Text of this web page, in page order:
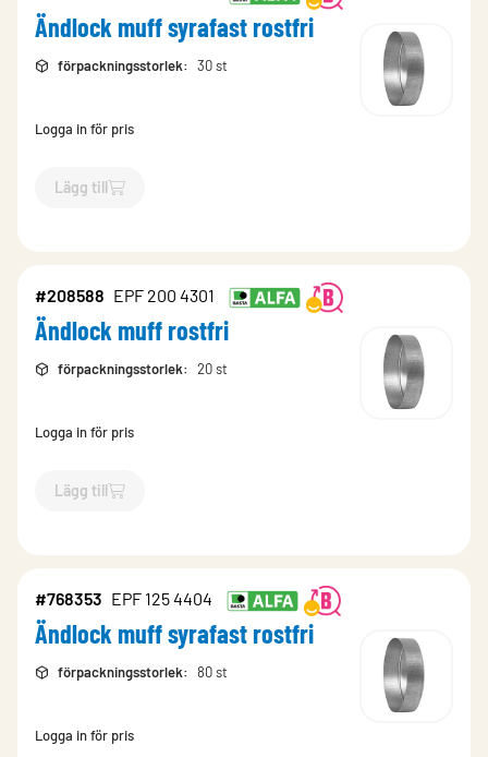
Ändlock muff syrafast rostfri
förpackningsstorlek: 30 st
Logga in för pris
Lägg till
`$Lägg till
#208588 EPF 200 4301
Ändlock muff rostfri
förpackningsstorlek: 20 st
Logga in för pris
Lägg till
`$Lägg till
#768353 EPF 125 4404
Ändlock muff syrafast rostfri
förpackningsstorlek: 80 st
Logga in för pris